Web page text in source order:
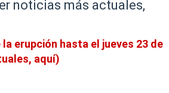
noticias más actuales,
erupción hasta el jueves 23 de
aquí)